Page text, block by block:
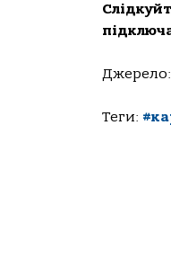
Джерело:
Теги: